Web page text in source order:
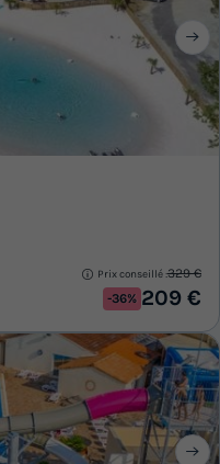
Prix conseillé :329 €
-36% 209 €